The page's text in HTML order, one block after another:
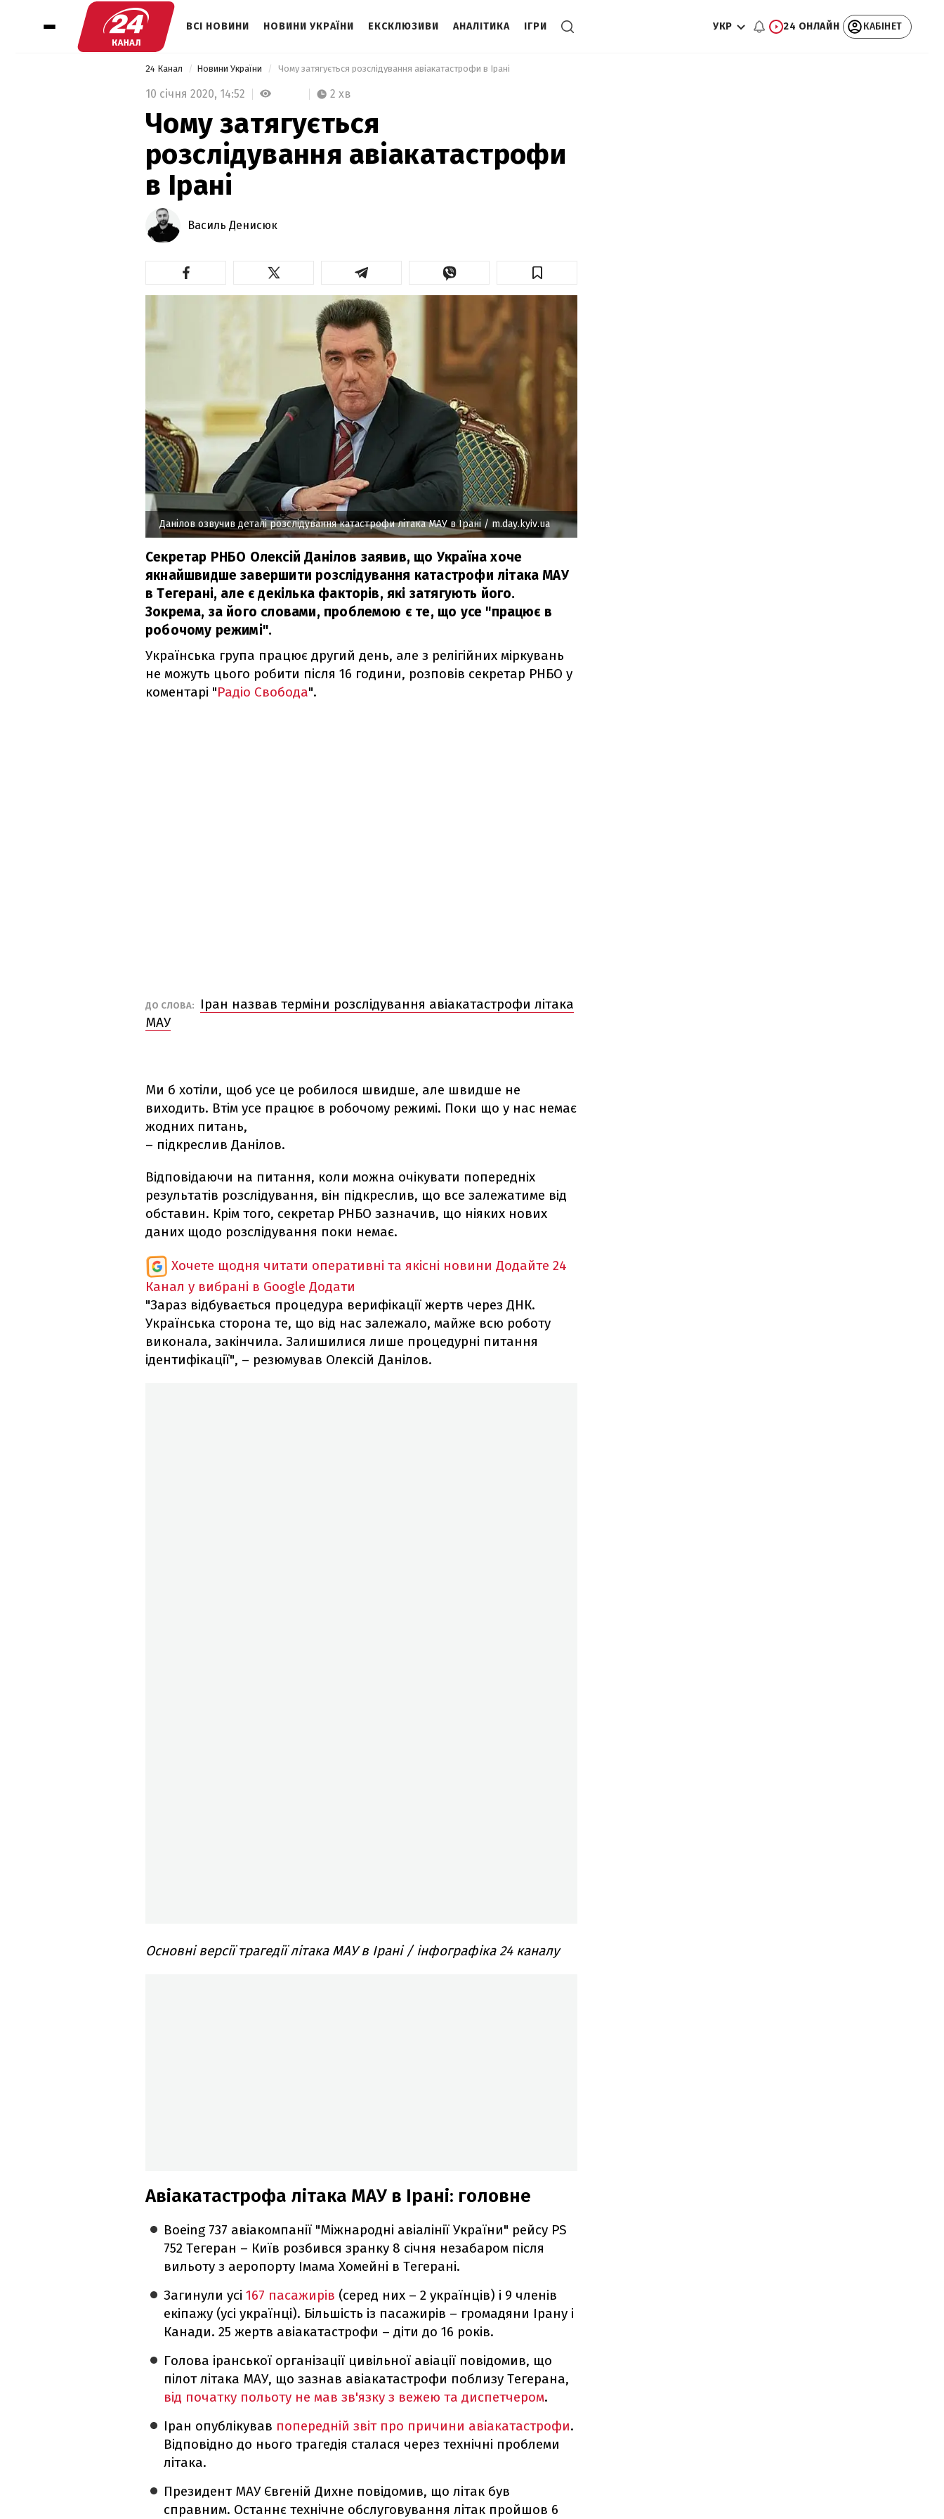
ВСІ НОВИНИ НОВИНИ УКРАЇНИ ЕКСКЛЮЗИВИ АНАЛІТИКА ІГРИ УКР 24 ОНЛАЙН КАБІНЕТ
24 Канал Новини України Чому затягується розслідування авіакатастрофи в Ірані
10 січня 2020, 14:52 2 хв
Чому затягується
розслідування авіакатастрофи
в Ірані
Василь Денисюк
Данілов озвучив деталі розслідування катастрофи літака МАУ в Ірані / m.day.kyiv.ua
Секретар РНБО Олексій Данілов заявив, що Україна хоче
якнайшвидше завершити розслідування катастрофи літака МАУ
в Тегерані, але є декілька факторів, які затягують його.
Зокрема, за його словами, проблемою є те, що усе "працює в
робочому режимі".
Українська група працює другий день, але з релігійних міркувань
не можуть цього робити після 16 години, розповів секретар РНБО у
коментарі "Радіо Свобода".
ДО СЛОВА:
Іран назвав терміни розслідування авіакатастрофи літака
МАУ
Ми б хотіли, щоб усе це робилося швидше, але швидше не
виходить. Втім усе працює в робочому режимі. Поки що у нас немає
жодних питань,
– підкреслив Данілов.
Відповідаючи на питання, коли можна очікувати попередніх
результатів розслідування, він підкреслив, що все залежатиме від
обставин. Крім того, секретар РНБО зазначив, що ніяких нових
даних щодо розслідування поки немає.
Хочете щодня читати оперативні та якісні новини Додайте 24
Канал у вибрані в Google Додати
"Зараз відбувається процедура верифікації жертв через ДНК.
Українська сторона те, що від нас залежало, майже всю роботу
виконала, закінчила. Залишилися лише процедурні питання
ідентифікації", – резюмував Олексій Данілов.
Основні версії трагедії літака МАУ в Ірані / інфографіка 24 каналу
Авіакатастрофа літака МАУ в Ірані: головне
Boeing 737 авіакомпанії "Міжнародні авіалінії України" рейсу PS
752 Тегеран – Київ розбився зранку 8 січня незабаром після
вильоту з аеропорту Імама Хомейні в Тегерані.
Загинули усі167 пасажирів (серед них – 2 українців) і 9 членів
екіпажу (усі українці). Більшість із пасажирів – громадяни Ірану і
Канади. 25 жертв авіакатастрофи – діти до 16 років.
Голова іранської організації цивільної авіації повідомив, що
пілот літака МАУ, що зазнав авіакатастрофи поблизу Тегерана,
від початку польоту не мав зв'язку з вежею та диспетчером.
Іран опублікував попередній звіт про причини авіакатастрофи.
Відповідно до нього трагедія сталася через технічні проблеми
літака.
Президент МАУ Євгеній Дихне повідомив, що літак був
справним. Останнє технічне обслуговування літак пройшов 6